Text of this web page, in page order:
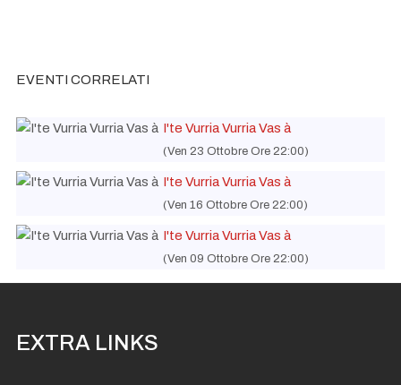
EVENTI CORRELATI
I'te Vurria Vurria Vas à
(Ven 23 Ottobre Ore 22:00)
I'te Vurria Vurria Vas à
(Ven 16 Ottobre Ore 22:00)
I'te Vurria Vurria Vas à
(Ven 09 Ottobre Ore 22:00)
EXTRA LINKS